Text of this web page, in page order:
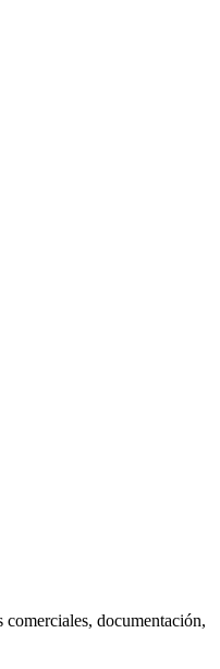
documentación,